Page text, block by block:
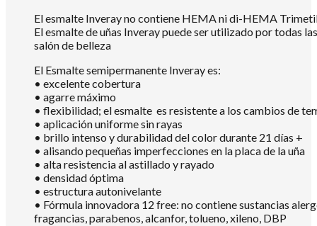
El esmalte Inveray no contiene HEMA ni di-HEMA
El esmalte de uñas Inveray puede ser utilizado por todas
salón de belleza
El Esmalte semipermanente Inveray es:
• excelente cobertura
• agarre máximo
• flexibilidad; el esmalte es resistente a los cambios de
• aplicación uniforme sin rayas
• brillo intenso y durabilidad del color durante 21 días +
• alisando pequeñas imperfecciones en la placa de la uña
• alta resistencia al astillado y rayado
• densidad óptima
• estructura autonivelante
• Fórmula innovadora 12 free: no contiene sustancias
fragancias, parabenos, alcanfor, tolueno, xileno, DBP